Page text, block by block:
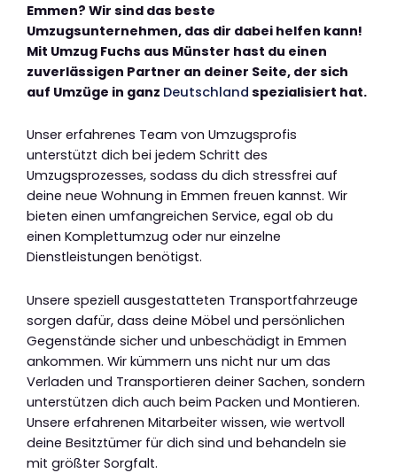
Emmen? Wir sind das beste
Umzugsunternehmen, das dir dabei helfen kann!
Mit Umzug Fuchs aus Münster hast du einen
zuverlässigen Partner an deiner Seite, der sich
auf Umzüge in ganz Deutschland spezialisiert hat.
Unser erfahrenes Team von Umzugsprofis
unterstützt dich bei jedem Schritt des
Umzugsprozesses, sodass du dich stressfrei auf
deine neue Wohnung in Emmen freuen kannst. Wir
bieten einen umfangreichen Service, egal ob du
einen Komplettumzug oder nur einzelne
Dienstleistungen benötigst.
Unsere speziell ausgestatteten Transportfahrzeuge
sorgen dafür, dass deine Möbel und persönlichen
Gegenstände sicher und unbeschädigt in Emmen
ankommen. Wir kümmern uns nicht nur um das
Verladen und Transportieren deiner Sachen, sondern
unterstützen dich auch beim Packen und Montieren.
Unsere erfahrenen Mitarbeiter wissen, wie wertvoll
deine Besitztümer für dich sind und behandeln sie
mit größter Sorgfalt.